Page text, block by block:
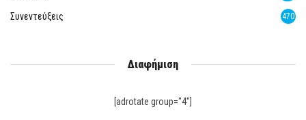
Συνεντεύξεις 470
Διαφήμιση
[adrotate group="4"]